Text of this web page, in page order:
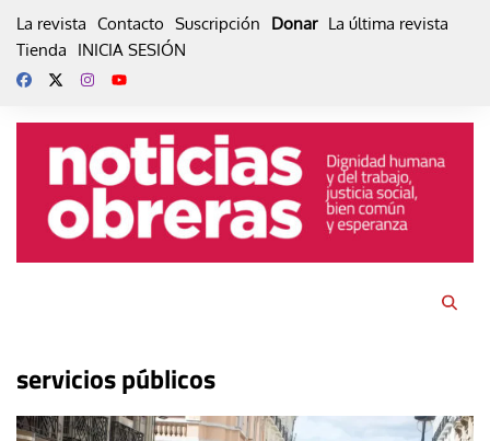
La revista Contacto Suscripción Donar La última revista
Tienda
INICIA SESIÓN
servicios públicos